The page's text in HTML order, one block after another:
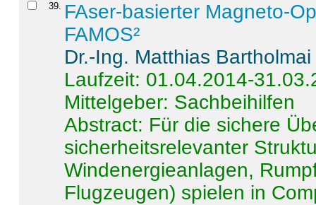
39. FAser-basierter Magneto-
FAMOS²
Dr.-Ing. Matthias Bartholmai
Laufzeit: 01.04.2014-
Mittelgeber: Sachbeihilfen
Abstract: Für die sichere
sicherheitsrelevanter
Windenergieanlagen,
Flugzeugen) spielen in